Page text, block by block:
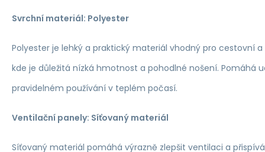
Svrchní materiál: Polyester
Polyester je lehký a praktický materiál vhodný pro cestovní
kde je důležitá nízká hmotnost a pohodlné nošení. Pomáhá
pravidelném používání v teplém počasí.
Ventilační panely: Síťovaný materiál
Síťovaný materiál pomáhá výrazně zlepšit ventilaci a